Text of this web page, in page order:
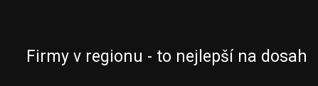
Firmy v regionu - to nejlepší na dosah